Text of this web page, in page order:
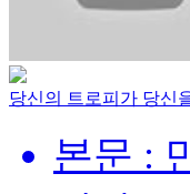
당신의 트로피가 당신
본문 :